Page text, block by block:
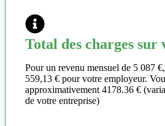
Total des charges sur
Pour un revenu mensuel de 5 087
559,13 € pour votre employeur.
approximativement 4178.36 €
de votre entreprise)